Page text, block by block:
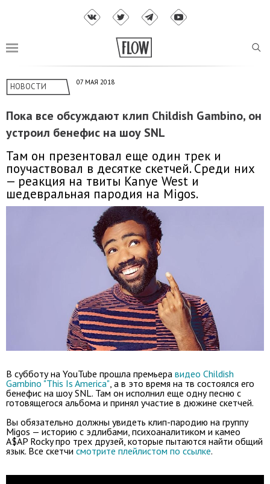
НОВОСТИ 07 МАЯ 2018
Пока все обсуждают клип Childish Gambino, он
устроил бенефис на шоу SNL
Там он презентовал еще один трек и
поучаствовал в десятке скетчей. Среди них
— реакция на твиты Kanye West и
шедевральная пародия на Migos.
В субботу на YouTube прошла премьера видео Childish
Gambino "This Is America", а в это время на тв состоялся его
бенефис на шоу SNL. Там он исполнил еще одну песню с
готовящегося альбома и принял участие в дюжине скетчей.
Вы обязательно должны увидеть клип-пародию на группу
Migos — историю с эдлибами, психоаналитиком и камео
A$AP Rocky про трех друзей, которые пытаются найти общий
язык. Все скетчи смотрите плейлистом по ссылке.